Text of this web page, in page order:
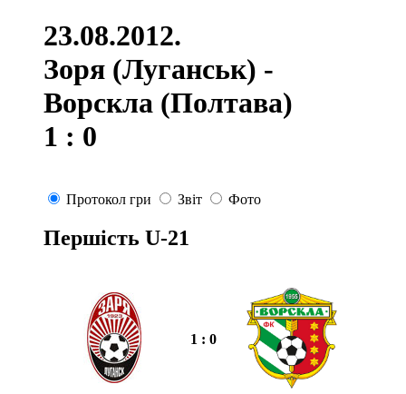
23.08.2012.
Зоря (Луганськ) -
Ворскла (Полтава)
1 : 0
Протокол гри Звіт Фото
Першість U-21
1 : 0